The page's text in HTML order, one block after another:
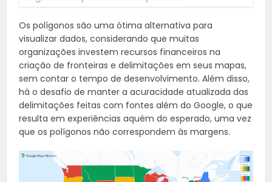
Os polígonos são uma ótima alternativa para
visualizar dados, considerando que muitas
organizações investem recursos financeiros na
criação de fronteiras e delimitações em seus mapas,
sem contar o tempo de desenvolvimento. Além disso,
há o desafio de manter a acuracidade atualizada das
delimitações feitas com fontes além do Google, o que
resulta em experiências aquém do esperado, uma vez
que os polígonos não correspondem às margens.